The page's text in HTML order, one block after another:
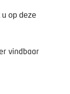
u op deze
vindbaar